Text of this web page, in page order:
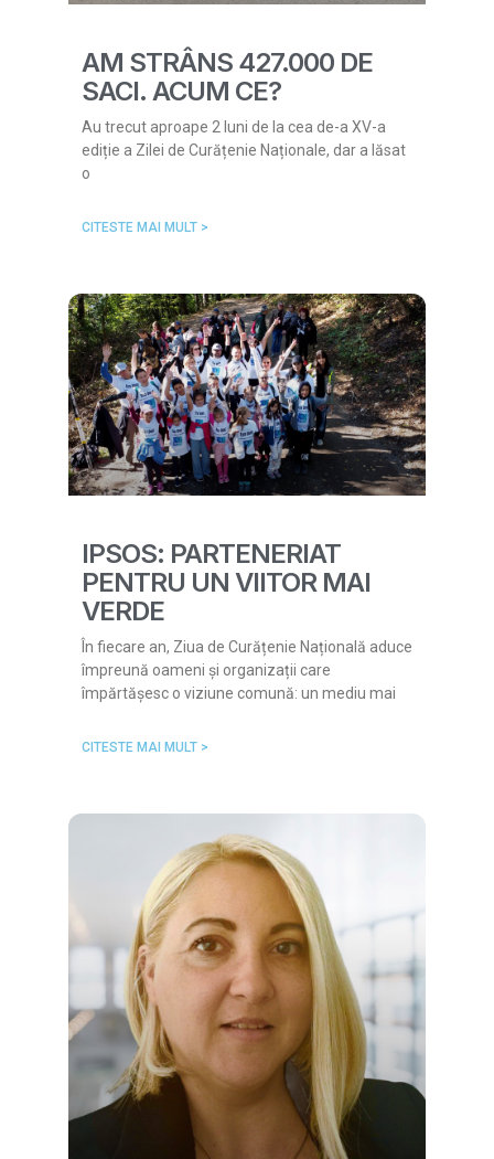
AM STRÂNS 427.000 DE
SACI. ACUM CE?
Au trecut aproape 2 luni de la cea de-a XV-a
ediție a Zilei de Curățenie Naționale, dar a lăsat
o
CITESTE MAI MULT >
IPSOS: PARTENERIAT
PENTRU UN VIITOR MAI
VERDE
În fiecare an, Ziua de Curățenie Națională aduce
împreună oameni și organizații care
împărtășesc o viziune comună: un mediu mai
CITESTE MAI MULT >